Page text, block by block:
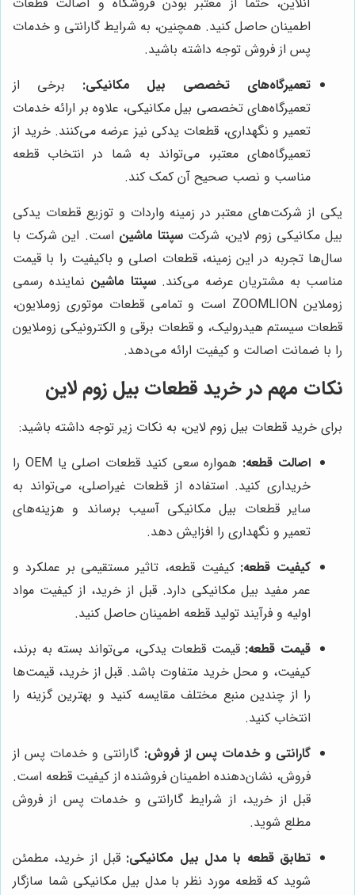
اطمینان حاصل کنید. همچنین، به شرایط گارانتی و خدمات
پس از فروش توجه داشته باشید.
تعمیرگاه‌های تخصصی بیل مکانیکی: برخی از
تعمیرگاه‌های تخصصی بیل مکانیکی، علاوه بر ارائه خدمات
تعمیر و نگهداری، قطعات یدکی نیز عرضه می‌کنند. خرید از
تعمیرگاه‌های معتبر، می‌تواند به شما در انتخاب قطعه
مناسب و نصب صحیح آن کمک کند.
یکی از شرکت‌های معتبر در زمینه واردات و توزیع قطعات یدکی
بیل مکانیکی زوم لاین، شرکت سپنتا ماشین است. این شرکت با
سال‌ها تجربه در این زمینه، قطعات اصلی و باکیفیت را با قیمت
مناسب به مشتریان عرضه می‌کند.سپنتا ماشین نماینده رسمی
زوملاین ZOOMLION است و تمامی قطعات موتوری زوملایون،
قطعات سیستم هیدرولیک، و قطعات برقی و الکترونیکی زوملایون
را با ضمانت اصالت و کیفیت ارائه می‌دهد.
نکات مهم در خرید قطعات بیل زوم لاین
برای خرید قطعات بیل زوم لاین، به نکات زیر توجه داشته باشید:
اصالت قطعه:
همواره سعی کنید قطعات اصلی یا OEM را
خریداری کنید. استفاده از قطعات غیراصلی، می‌تواند به
سایر قطعات بیل مکانیکی آسیب برساند و هزینه‌های
تعمیر و نگهداری را افزایش دهد.
کیفیت قطعه: کیفیت قطعه، تاثیر مستقیمی بر عملکرد و
عمر مفید بیل مکانیکی دارد. قبل از خرید، از کیفیت مواد
اولیه و فرآیند تولید قطعه اطمینان حاصل کنید.
قیمت قطعه: قیمت قطعات یدکی، می‌تواند بسته به برند،
کیفیت، و محل خرید متفاوت باشد. قبل از خرید، قیمت‌ها
را از چندین منبع مختلف مقایسه کنید و بهترین گزینه را
انتخاب کنید.
گارانتی و خدمات پس از فروش: گارانتی و خدمات پس از
فروش، نشان‌دهنده اطمینان فروشنده از کیفیت قطعه است.
قبل از خرید، از شرایط گارانتی و خدمات پس از فروش
مطلع شوید.
تطابق قطعه با مدل بیل مکانیکی: قبل از خرید، مطمئن
شوید که قطعه مورد نظر با مدل بیل مکانیکی شما سازگار